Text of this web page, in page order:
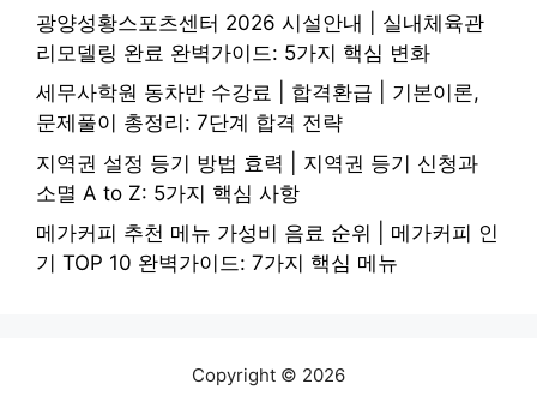
광양성황스포츠센터 2026 시설안내 | 실내체육관
리모델링 완료 완벽가이드: 5가지 핵심 변화
세무사학원 동차반 수강료 | 합격환급 | 기본이론,
문제풀이 총정리: 7단계 합격 전략
지역권 설정 등기 방법 효력 | 지역권 등기 신청과
소멸 A to Z: 5가지 핵심 사항
메가커피 추천 메뉴 가성비 음료 순위 | 메가커피 인
기 TOP 10 완벽가이드: 7가지 핵심 메뉴
Copyright © 2026